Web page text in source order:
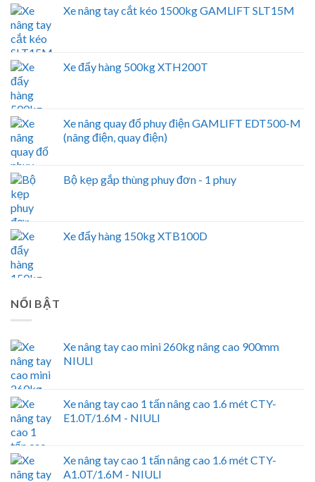
Xe nâng tay cắt kéo 1500kg GAMLIFT SLT15M
Xe đẩy hàng 500kg XTH200T
Xe nâng quay đổ phuy điện GAMLIFT EDT500-M
(nâng điện, quay điện)
Bộ kẹp gắp thùng phuy đơn - 1 phuy
Xe đẩy hàng 150kg XTB100D
NỔI BẬT
Xe nâng tay cao mini 260kg nâng cao 900mm
NIULI
Xe nâng tay cao 1 tấn nâng cao 1.6 mét CTY-
E1.0T/1.6M - NIULI
Xe nâng tay cao 1 tấn nâng cao 1.6 mét CTY-
A1.0T/1.6M - NIULI